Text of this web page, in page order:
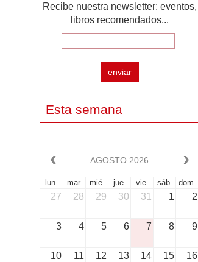
Recibe nuestra newsletter: eventos,
libros recomendados...
enviar
Esta semana
AGOSTO 2026
lun. mar. mié. jue. vie. sáb. dom.
27 28 29 30 31 1 2
3 4 5 6 7 8 9
10 11 12 13 14 15 16